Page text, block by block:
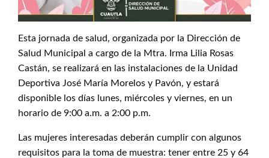
Esta jornada de salud, organizada por la Dirección de
Salud Municipal a cargo de la Mtra. Irma Lilia Rosas
Castán, se realizará en las instalaciones de la Unidad
Deportiva José María Morelos y Pavón, y estará
disponible los días lunes, miércoles y viernes, en un
horario de 9:00 a.m. a 2:00 p.m.
Las mujeres interesadas deberán cumplir con algunos
requisitos para la toma de muestra: tener entre 25 y 64